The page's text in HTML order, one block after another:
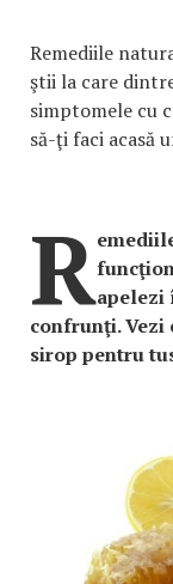
Remediile
ştii la care
simptomele cu
să-ţi faci acasă
Rapelezi
confrunţi. Vezi
sirop pentru